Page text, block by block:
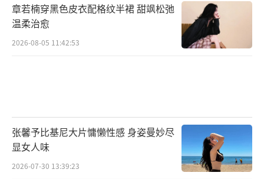
章若楠穿黑色皮衣配格纹半裙 甜飒松弛
温柔治愈
2026-08-05 11:42:53
张馨予比基尼大片慵懒性感 身姿曼妙尽
显女人味
2026-07-30 13:39:23